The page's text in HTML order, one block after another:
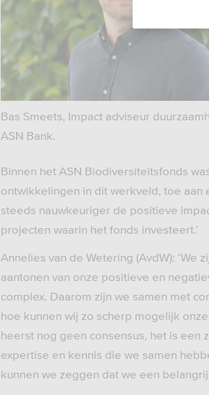
Bas Smeets, Impact adviseur
ASN Bank.
Binnen het ASN Biodiversiteitsfonds
ontwikkelingen in dit werkveld, toe
steeds nauwkeuriger de positieve
projecten waarin het fonds investeert.’
Annelies van de Wetering (AvdW):
aantonen van onze positieve en
complex. Daarom zijn we samen met
hoe kunnen wij zo scherp mogelijk
heerst nog geen consensus, het is een
expertise en kennis die we samen
kunnen we zeggen dat we een